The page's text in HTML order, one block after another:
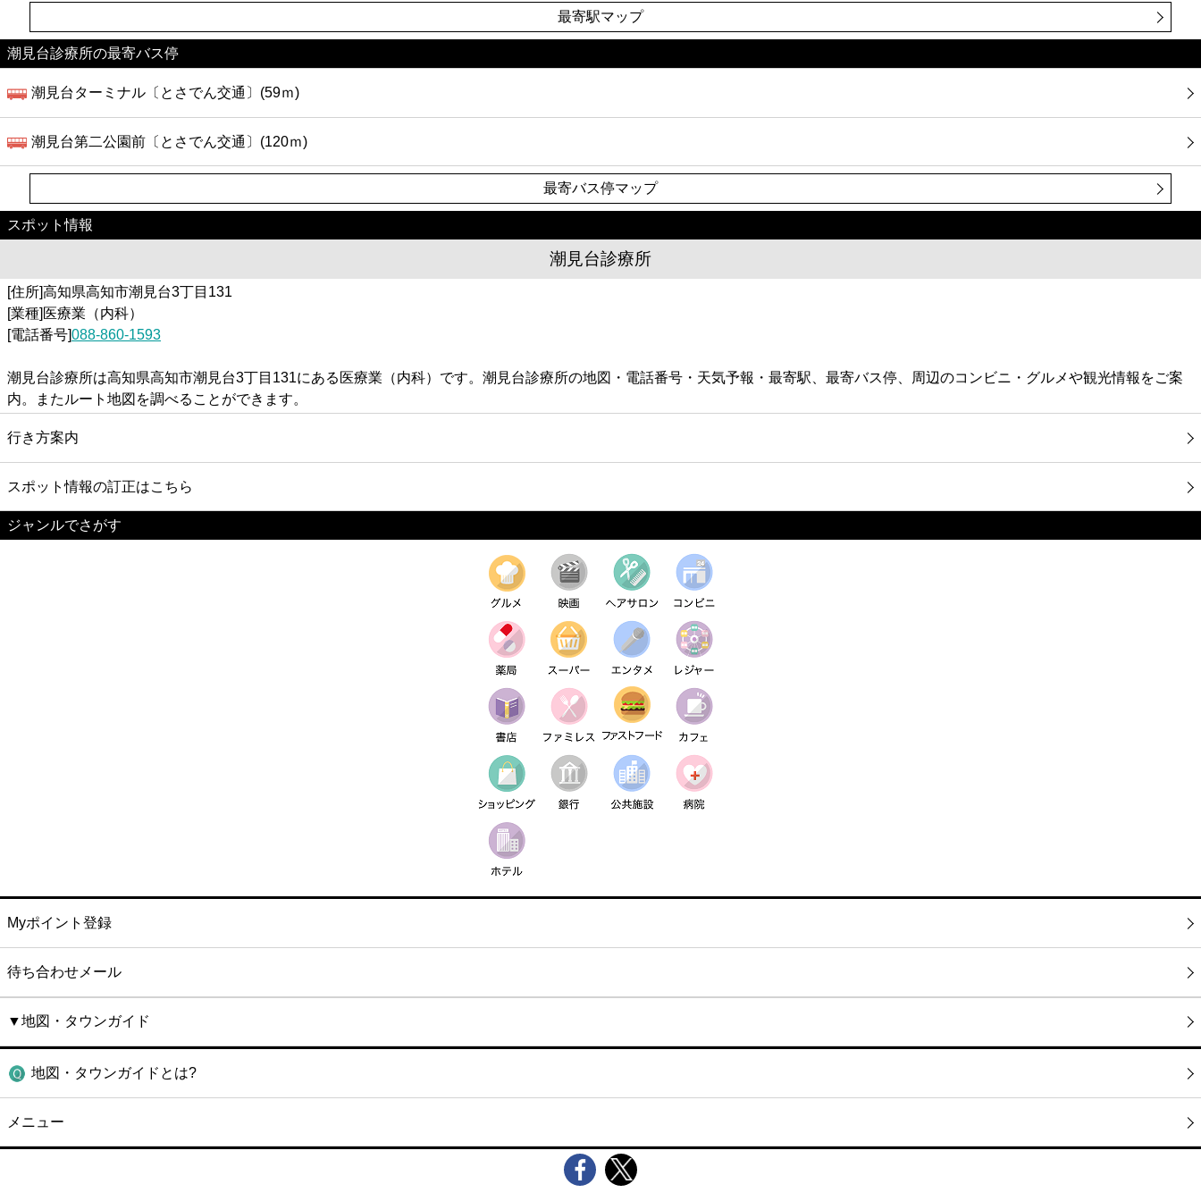
最寄駅マップ
潮見台診療所の最寄バス停
潮見台ターミナル〔とさでん交通〕(59ｍ)
潮見台第二公園前〔とさでん交通〕(120ｍ)
最寄バス停マップ
スポット情報
潮見台診療所
[住所]高知県高知市潮見台3丁目131
[業種]医療業（内科）
[電話番号]088-860-1593
潮見台診療所は高知県高知市潮見台3丁目131にある医療業（内科）です。潮見台診療所の地図・電話番号・天気予報・最寄駅、最寄バス停、周辺のコンビニ・グルメや観光情報をご案
内。またルート地図を調べることができます。
行き方案内
スポット情報の訂正はこちら
ジャンルでさがす
Myポイント登録
待ち合わせメール
▼地図・タウンガイド
地図・タウンガイドとは?
メニュー